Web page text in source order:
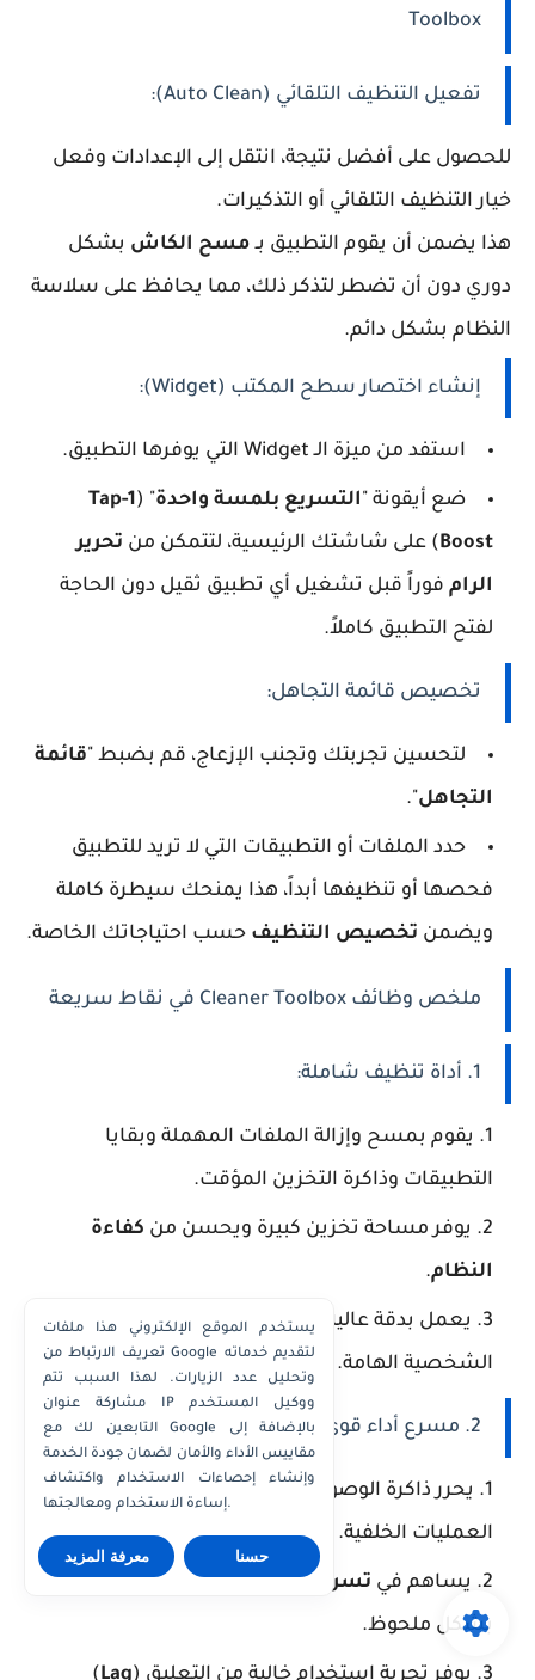
Toolbox
تفعيل التنظيف التلقائي (Auto Clean):
للحصول على أفضل نتيجة، انتقل إلى الإعدادات وفعل
خيار التنظيف التلقائي أو التذكيرات.
هذا يضمن أن يقوم التطبيق بـ مسح الكاش بشكل
دوري دون أن تضطر لتذكر ذلك، مما يحافظ على سلاسة
النظام بشكل دائم.
إنشاء اختصار سطح المكتب (Widget):
استفد من ميزة الـ Widget التي يوفرها التطبيق.
ضع أيقونة "التسريع بلمسة واحدة" (
1-Tap
Boost) على شاشتك الرئيسية، لتتمكن من تحرير
الرام فوراً قبل تشغيل أي تطبيق ثقيل دون الحاجة
لفتح التطبيق كاملاً.
تخصيص قائمة التجاهل:
لتحسين تجربتك وتجنب الإزعاج، قم بضبط "قائمة
التجاهل".
حدد الملفات أو التطبيقات التي لا تريد للتطبيق
فحصها أو تنظيفها أبداً، هذا يمنحك سيطرة كاملة
ويضمن تخصيص التنظيف حسب احتياجاتك الخاصة.
ملخص وظائف Cleaner Toolbox في نقاط سريعة
1. أداة تنظيف شاملة:
يقوم بمسح وإزالة الملفات المهملة وبقايا
التطبيقات وذاكرة التخزين المؤقت.
يوفر مساحة تخزين كبيرة ويحسن من كفاءة
النظام.
يعمل بدقة عالية لضمان عدم حذف الملفات
الشخصية الهامة.
2. مسرع أداء قوي:
يحرر ذاكرة الوصول العشوائي ( RAM
) عبر إيقاف
العمليات الخلفية.
يساهم في تسريع الألعابوالتطبيقات الثقيلة
بشكل ملحوظ.
يوفر تجربة استخدام خالية من التعليق (Lag
)
يستخدم الموقع الإلكتروني هذا ملفات
تعريف الارتباط من Google لتقديم خدماته
وتحليل عدد الزيارات. لهذا السبب تتم
مشاركة عنوان IP ووكيل المستخدم
التابعين لك مع Google بالإضافة إلى
مقاييس الأداء والأمان لضمان جودة الخدمة
وإنشاء إحصاءات الاستخدام واكتشاف
إساءة الاستخدام ومعالجتها.
معرفة المزيد حسنا